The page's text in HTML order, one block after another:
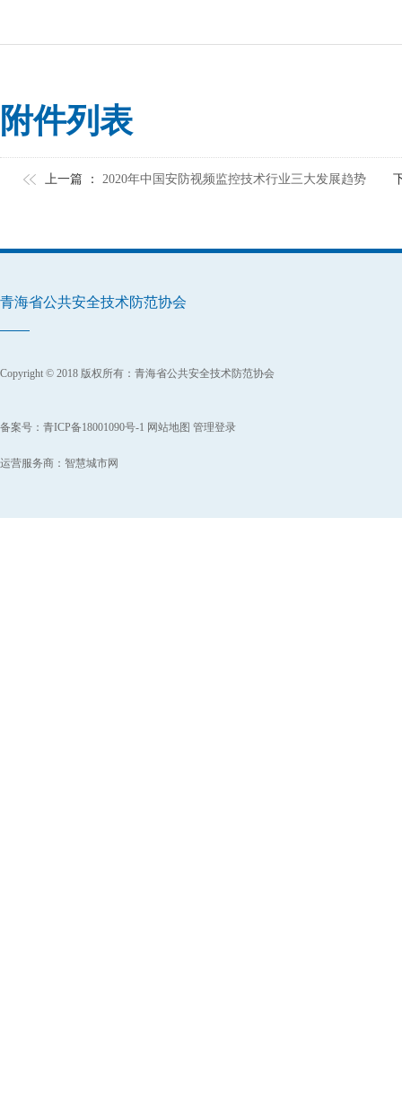
附件列表
上一篇 ： 2020年中国安防视频监控技术行业三大发展趋势
青海省公共安全技术防范协会
Copyright © 2018 版权所有：青海省公共安全技术防范协会
备案号： 青ICP备18001090号-1 网站地图 管理登录
运营服务商： 智慧城市网